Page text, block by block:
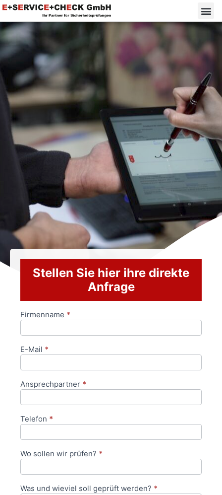
Stellen Sie hier ihre direkte
Anfrage
Anfrageformular
Firmenname *
E-Mail *
Ansprechpartner *
Telefon *
Wo sollen wir prüfen? *
Was und wieviel soll geprüft werden? *